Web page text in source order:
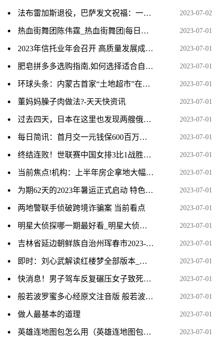
法布雷加斯退役，巴萨发文祝福：一位传奇告别，谢谢你️ 2023-07-02
热血街舞团陈伟霆_热血街舞团|每日头条 2023-07-01
2023年信托业年会召开 高质量发展成主题 资讯推荐 2023-07-01
肥皂拼多多选购指南,如何选择适合自己的肥皂规格 2023-07-01
环球头条：内蒙古首家“土地超市”在包头开门迎客 2023-07-01
董妈妈臊子肉做法?-天天快资讯 2023-07-01
过去四天，日本在这里也发现两艘俄军舰 2023-07-01
每日简讯：首月交一元钱保600百万保险是真的吗？附众安保险医疗保险明细 2023-07-01
终结连败！世联赛中国女排3比1战胜韩国女排 2023-07-01
当前焦点!机构：上半年房企拿地大幅下降，央国企仍是重点城市拿地主力 2023-07-01
为期62天的2023年暑运正式启动 特色产品满足旅客出行需求_环球微速讯 2023-07-01
两地警联手侦破跨境诈骗案 当前看点 2023-07-01
明星大侦探哪一期最好看_明星大侦探邓伦哪一期 当前热闻 2023-07-01
吉林省延边朝鲜族自治州珲春市2023-06-22 07:53发布其它气象灾害黄色预警_天天热议 2023-07-01
即时：刘心武解读红楼梦全部版本_红楼梦抚慰了我的灵魂 2023-07-01
快消息！男子驾车反复碾压女子致死原因：案发前因离婚和财产激烈争吵！ 2023-07-01
般若波罗蜜多心经原文注音版 般若波罗蜜多心经注解 2023-07-01
做人最基本的道理 2023-07-01
英雄连地图包怎么用（英雄连地图包） 当前滚动 2023-07-01